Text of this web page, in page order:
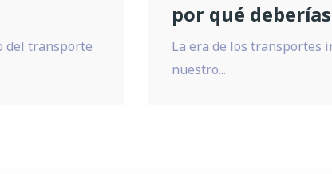
del transporte
por qué
La era de los transportes
nuestro...